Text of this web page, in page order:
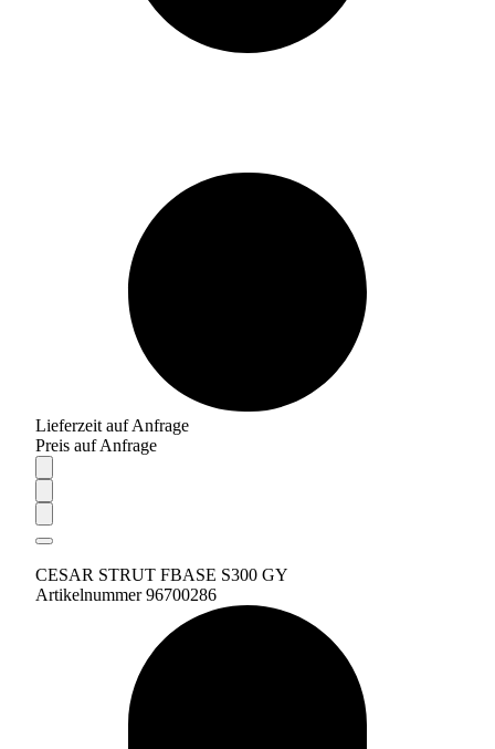
Lieferzeit auf Anfrage
Preis auf Anfrage
CESAR STRUT FBASE S300 GY
Artikelnummer 96700286